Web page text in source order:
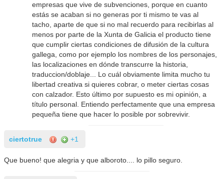
empresas que vive de subvenciones, porque en cuanto
estás se acaban si no generas por ti mismo te vas al
tacho, aparte de que si no mal recuerdo para recibirlas al
menos por parte de la Xunta de Galicia el producto tiene
que cumplir ciertas condiciones de difusión de la cultura
gallega, como por ejemplo los nombres de los personajes,
las localizaciones en dónde transcurre la historia,
traduccion/doblaje... Lo cuál obviamente limita mucho tu
libertad creativa si quieres cobrar, o meter ciertas cosas
con calzador. Esto último por supuesto es mi opinión, a
título personal. Entiendo perfectamente que una empresa
pequeña tiene que hacer lo posible por sobrevivir.
ciertotrue +1
Que bueno! que alegria y que alboroto.... lo pillo seguro.